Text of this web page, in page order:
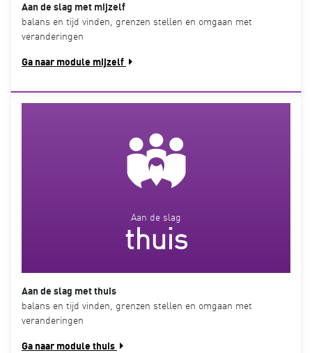
Aan de slag met mijzelf
balans en tijd vinden, grenzen stellen en omgaan met
veranderingen
Ga naar module mijzelf
Aan de slag
thuis
Aan de slag met thuis
balans en tijd vinden, grenzen stellen en omgaan met
veranderingen
Ga naar module thuis